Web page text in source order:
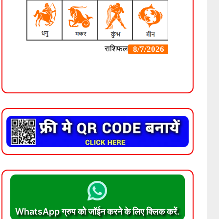
WhatsApp ग्रुप को जॉईन करने के लिए क्लिक करें.